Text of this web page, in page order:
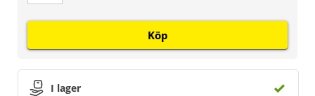
I lager
Köp